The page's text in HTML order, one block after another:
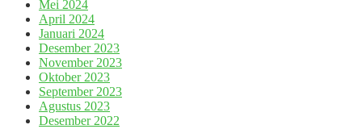
Mei 2024
April 2024
Januari 2024
Desember 2023
November 2023
Oktober 2023
September 2023
Agustus 2023
Desember 2022